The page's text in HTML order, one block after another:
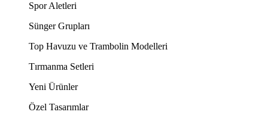
Spor Aletleri
Sünger Grupları
Top Havuzu ve Trambolin Modelleri
Tırmanma Setleri
Yeni Ürünler
Özel Tasarımlar